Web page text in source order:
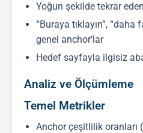
Yoğun şekilde tekrar
“Buraya tıklayın”, “daha
genel anchor’lar
Hedef sayfayla ilgisiz
Analiz ve Ölçümleme
Temel Metrikler
Anchor çeşitlilik oranları